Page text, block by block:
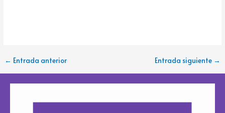
← Entrada anterior Entrada siguiente →